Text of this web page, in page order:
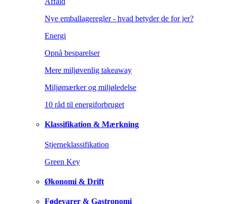
Nye emballageregler - hvad betyder de for jer?
Energi
Opnå besparelser
Mere miljøvenlig takeaway
Miljømærker og miljøledelse
10 råd til energiforbruget
Klassifikation & Mærkning
Stjerneklassifikation
Green Key
Økonomi & Drift
Fødevarer & Gastronomi